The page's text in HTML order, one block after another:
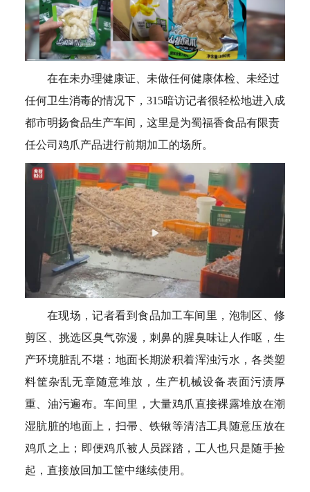
在在未办理健康证、未做任何健康体检、未经过
任何卫生消毒的情况下，315暗访记者很轻松地进入成
都市明扬食品生产车间，这里是为蜀福香食品有限责
任公司鸡爪产品进行前期加工的场所。
在现场，记者看到食品加工车间里，泡制区、修
剪区、挑选区臭气弥漫，刺鼻的腥臭味让人作呕，生
产环境脏乱不堪：地面长期淤积着浑浊污水，各类塑
料筐杂乱无章随意堆放，生产机械设备表面污渍厚
重、油污遍布。车间里，大量鸡爪直接裸露堆放在潮
湿肮脏的地面上，扫帚、铁锹等清洁工具随意压放在
鸡爪之上；即便鸡爪被人员踩踏，工人也只是随手捡
起，直接放回加工筐中继续使用。